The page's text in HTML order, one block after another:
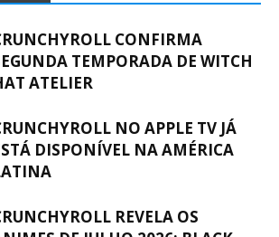
CONFIRMA
TEMPORADA DE WITCH
ATELIER
NO APPLE TV JÁ
DISPONÍVEL NA AMÉRICA
REVELA OS